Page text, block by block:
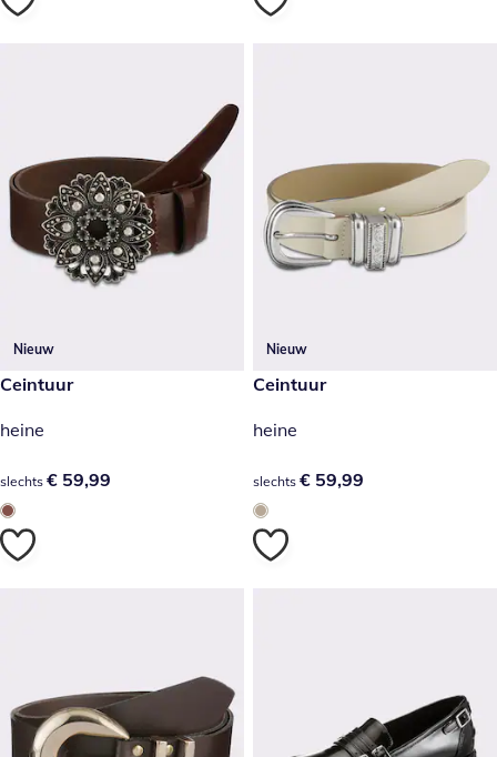
Nieuw
€ 59,99
Ceintuur
heine
€ 59,99
slechts € 59,99
Nieuw
€ 59,99
Ceintuur
heine
€ 59,99
slechts € 59,99